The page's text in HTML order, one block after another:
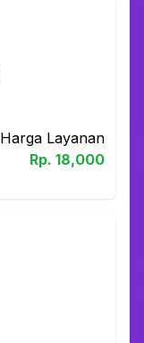
Harga Layanan
Rp. 18,000